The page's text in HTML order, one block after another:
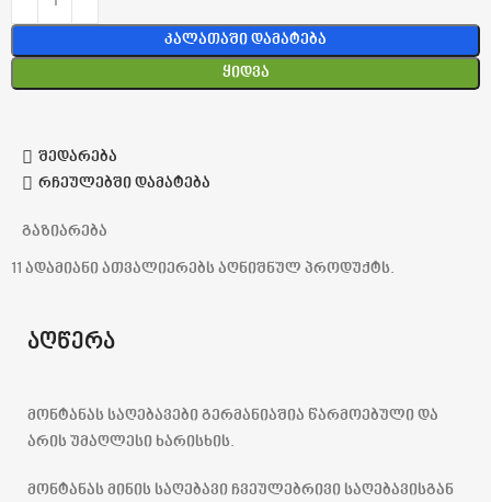
Კალათაში Დამატება
Ყიდვა
შედარება
რჩეულებში დამატება
გაზიარება
11 ადამიანი ათვალიერებს აღნიშნულ პროდუქტს.
აღწერა
მონტანას საღებავები გერმანიაშია წარმოებული და
არის უმაღლესი ხარისხის.
მონტანას მინის საღებავი ჩვეულებრივი საღებავისგან